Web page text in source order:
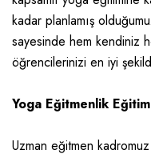
kadar planlamış
sayesinde hem kendiniz
öğrencilerinizi en iyi
Yoga Eğitmenlik
Uzman eğitmen kadromuz